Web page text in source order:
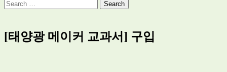
Search
[태양광 메이커 교과서] 구입